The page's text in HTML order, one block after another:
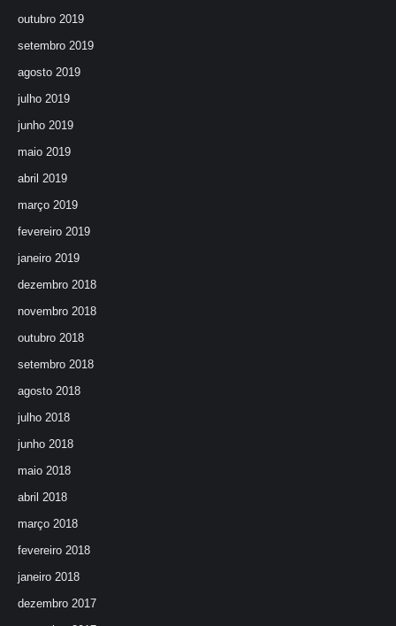
outubro 2019
setembro 2019
agosto 2019
julho 2019
junho 2019
maio 2019
abril 2019
março 2019
fevereiro 2019
janeiro 2019
dezembro 2018
novembro 2018
outubro 2018
setembro 2018
agosto 2018
julho 2018
junho 2018
maio 2018
abril 2018
março 2018
fevereiro 2018
janeiro 2018
dezembro 2017